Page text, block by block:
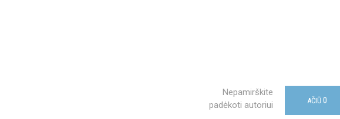
Nepamirškite
padėkoti autoriui
AČIŪ 0